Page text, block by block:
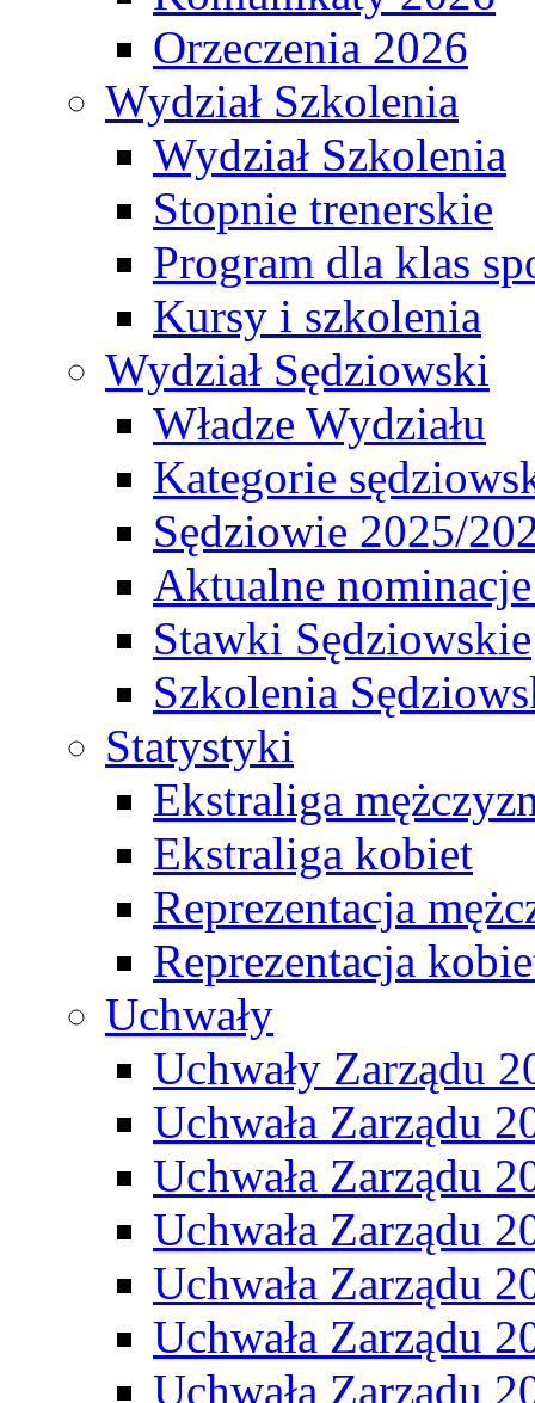
Orzeczenia 2026
Wydział Szkolenia
Wydział Szkolenia
Stopnie trenerskie
Program dla klas
Kursy i szkolenia
Wydział Sędziowski
Władze Wydziału
Kategorie
Sędziowie 2025/
Aktualne
Stawki Sędziowskie
Szkolenia
Statystyki
Ekstraliga
Ekstraliga kobiet
Reprezentacja
Reprezentacja
Uchwały
Uchwały Zarządu
Uchwała Zarządu
Uchwała Zarządu
Uchwała Zarządu
Uchwała Zarządu
Uchwała Zarządu
Uchwała Zarządu